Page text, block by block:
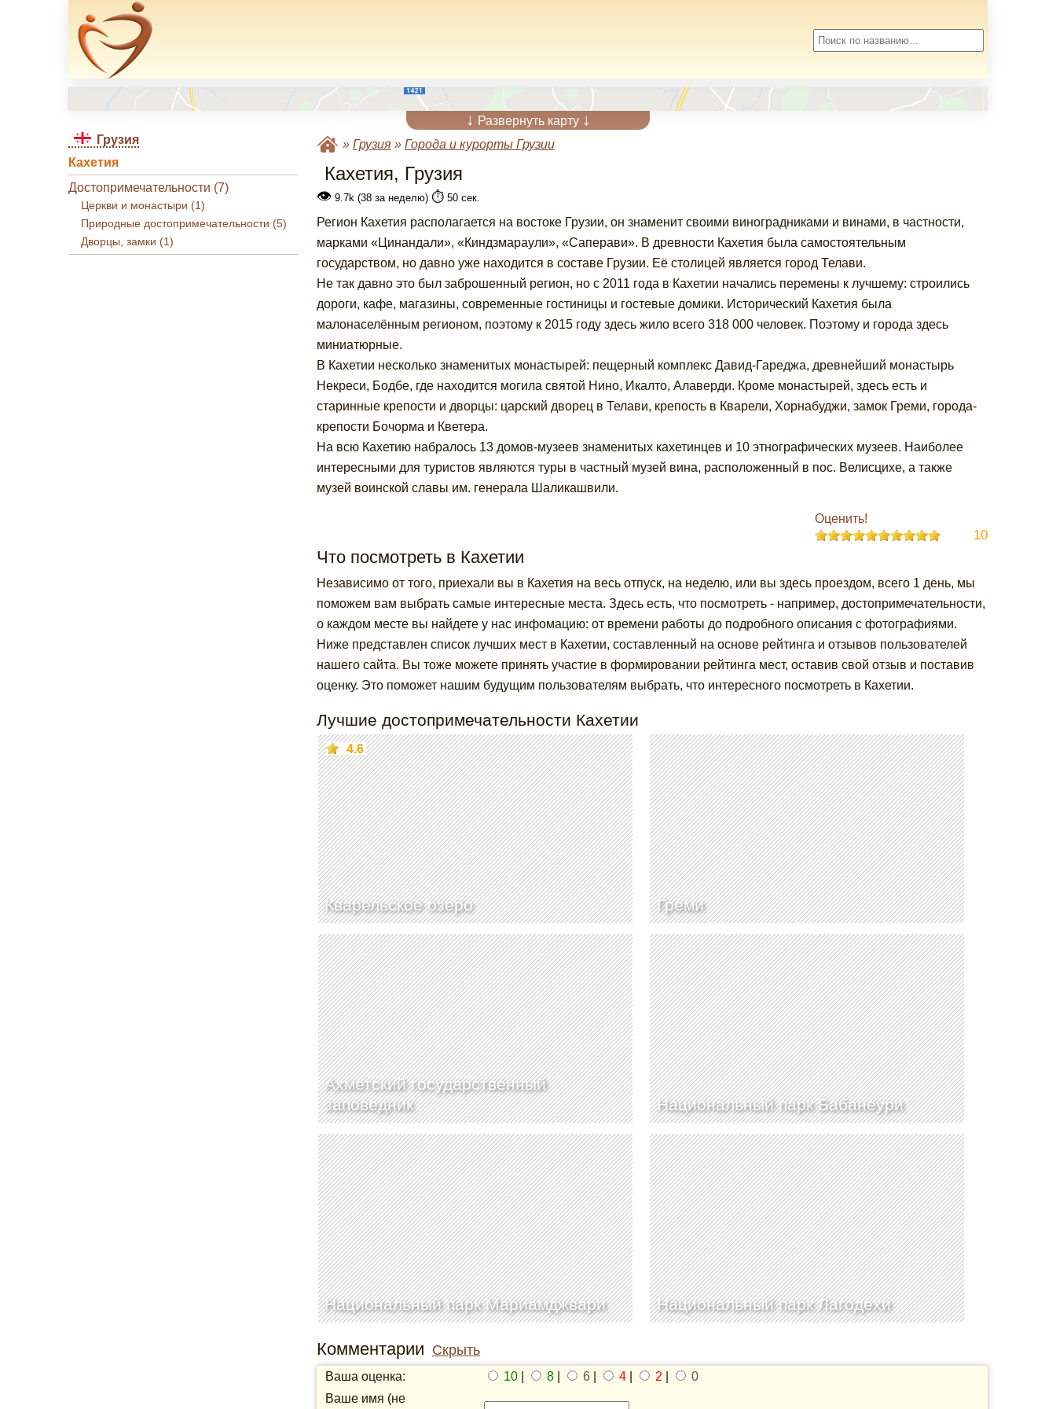
↓ Развернуть карту ↓
Грузия
Кахетия
Достопримечательности (7)
Церкви и монастыри (1)
Природные достопримечательности (5)
Дворцы, замки (1)
» Грузия» Города и курорты Грузии
Кахетия, Грузия
👁9.7k (38 за неделю) ⏱️50 сек.
Регион Кахетия располагается на востоке Грузии, он знаменит своими виноградниками и винами, в частности,
марками «Цинандали», «Киндзмараули», «Саперави». В древности Кахетия была самостоятельным
государством, но давно уже находится в составе Грузии. Её столицей является город Телави.
Не так давно это был заброшенный регион, но с 2011 года в Кахетии начались перемены к лучшему: строились
дороги, кафе, магазины, современные гостиницы и гостевые домики. Исторический Кахетия была
малонаселённым регионом, поэтому к 2015 году здесь жило всего 318 000 человек. Поэтому и города здесь
миниатюрные.
В Кахетии несколько знаменитых монастырей: пещерный комплекс Давид-Гареджа, древнейший монастырь
Некреси, Бодбе, где находится могила святой Нино, Икалто, Алаверди. Кроме монастырей, здесь есть и
старинные крепости и дворцы: царский дворец в Телави, крепость в Кварели, Хорнабуджи, замок Греми, города-
крепости Бочорма и Кветера.
На всю Кахетию набралось 13 домов-музеев знаменитых кахетинцев и 10 этнографических музеев. Наиболее
интересными для туристов являются туры в частный музей вина, расположенный в пос. Велисцихе, а также
музей воинской славы им. генерала Шаликашвили.
Оценить!
10
Что посмотреть в Кахетии
Независимо от того, приехали вы в Кахетия на весь отпуск, на неделю, или вы здесь проездом, всего 1 день, мы
поможем вам выбрать самые интересные места. Здесь есть, что посмотреть - например, достопримечательности,
о каждом месте вы найдете у нас инфомацию: от времени работы до подробного описания с фотографиями.
Ниже представлен список лучших мест в Кахетии, составленный на основе рейтинга и отзывов пользователей
нашего сайта. Вы тоже можете принять участие в формировании рейтинга мест, оставив свой отзыв и поставив
оценку. Это поможет нашим будущим пользователям выбрать, что интересного посмотреть в Кахетии.
Лучшие достопримечательности Кахетии
Кварельское озеро
4.6
Греми
Ахметский государственный
заповедник
Национальный парк Бабанеури
Национальный парк Мариамджвари Национальный парк Лагодехи
Комментарии Скрыть
Ваша оценка: 10| 8| 6| 4| 2
0
Ваше имя (не